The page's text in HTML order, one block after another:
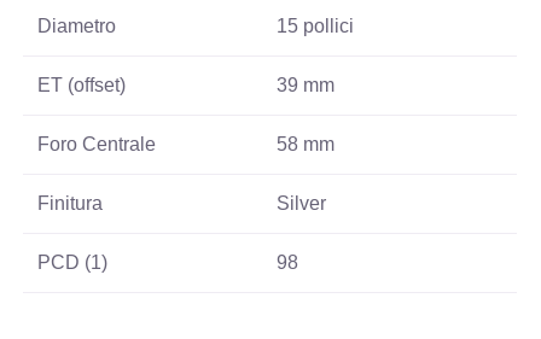
Diametro 15 pollici
ET (offset) 39 mm
Foro Centrale 58 mm
Finitura Silver
PCD (1) 98